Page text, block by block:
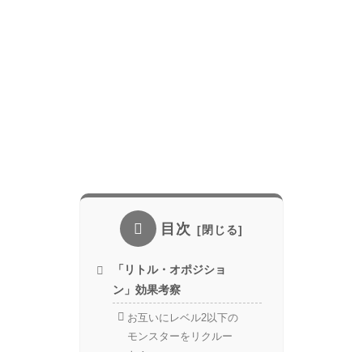
目次
「リトル・オポジショ
ン」効果考察
お互いにレベル2以下の
モンスターをリクルー